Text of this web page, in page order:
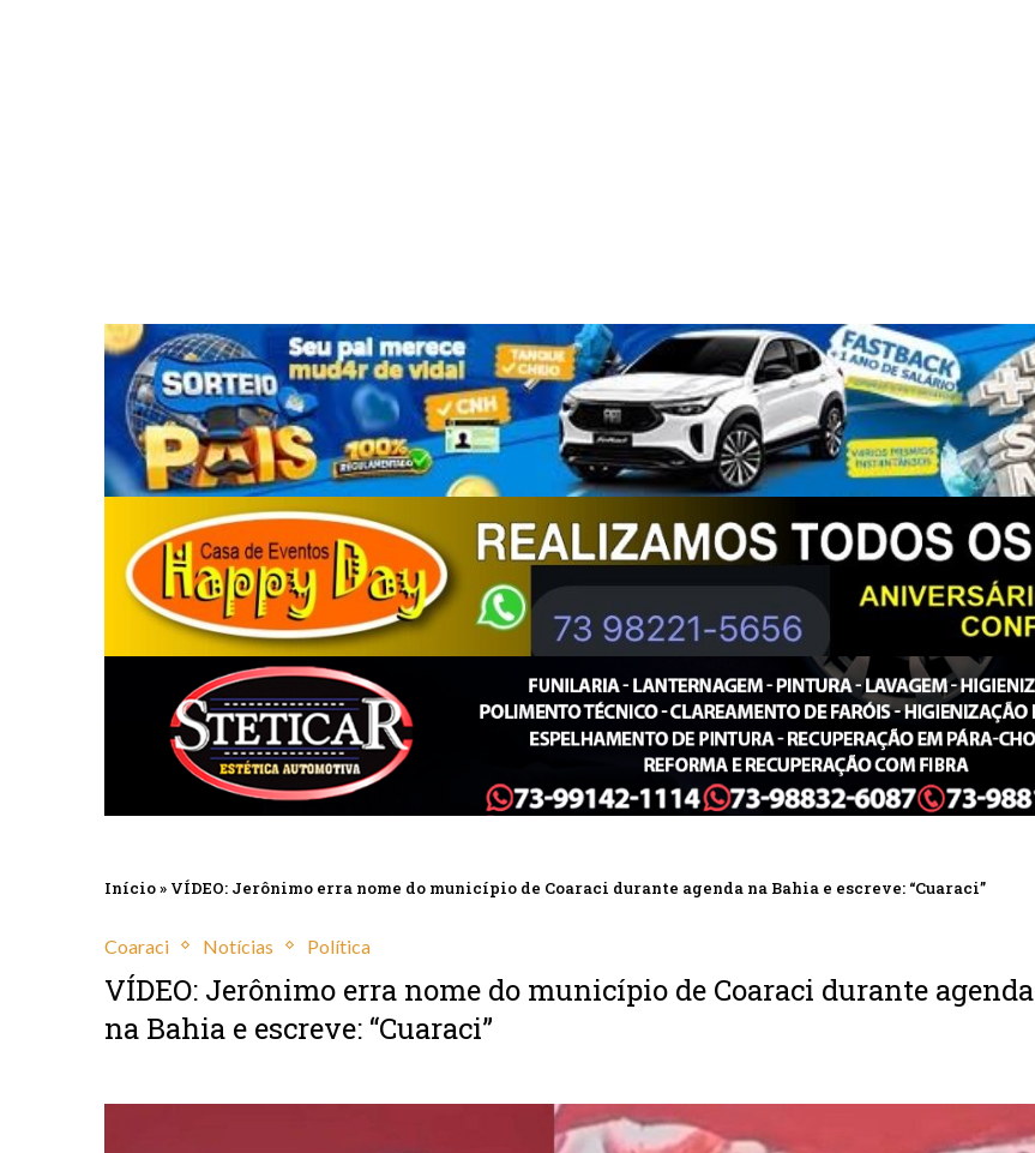
Início» VÍDEO: Jerônimo erra nome do município de Coaraci durante agenda na Bahia e escreve: “Cuaraci”
Coaraci Notícias Política
VÍDEO: Jerônimo erra nome do município de Coaraci durante agenda
na Bahia e escreve: “Cuaraci”